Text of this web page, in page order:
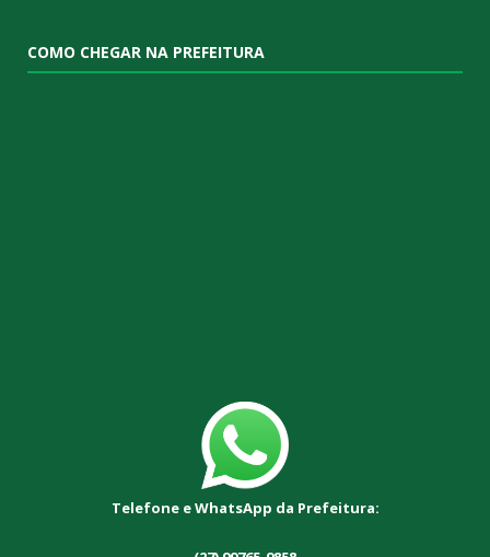
COMO CHEGAR NA PREFEITURA
Telefone e WhatsApp da Prefeitura: